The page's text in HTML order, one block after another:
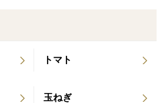
す。食べやすい大きさに切って冷
トマト
玉ねぎ